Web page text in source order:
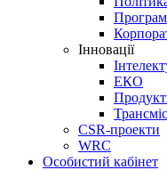
Інновації
ЕКО
CSR-проекти
WRC
Особистий кабінет